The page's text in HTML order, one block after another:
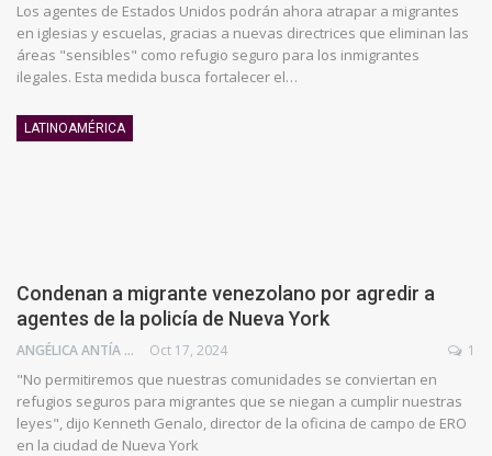
Los agentes de Estados Unidos podrán ahora atrapar a migrantes
en iglesias y escuelas, gracias a nuevas directrices que eliminan las
áreas "sensibles" como refugio seguro para los inmigrantes
ilegales. Esta medida busca fortalecer el…
LATINOAMÉRICA
Condenan a migrante venezolano por agredir a
agentes de la policía de Nueva York
ANGÉLICA ANTÍA AZUAJE Oct 17, 2024 1
"No permitiremos que nuestras comunidades se conviertan en
refugios seguros para migrantes que se niegan a cumplir nuestras
leyes", dijo Kenneth Genalo, director de la oficina de campo de ERO
en la ciudad de Nueva York